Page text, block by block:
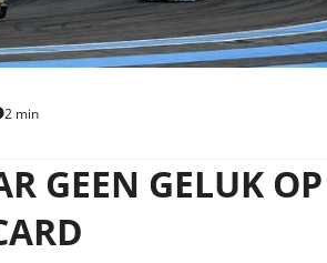
2 min
GEEN GELUK OP